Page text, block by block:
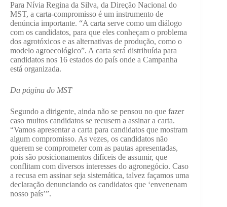
Para Nívia Regina da Silva, da Direção Nacional do
MST, a carta-compromisso é um instrumento de
denúncia importante. “A carta serve como um diálogo
com os candidatos, para que eles conheçam o problema
dos agrotóxicos e as alternativas de produção, como o
modelo agroecológico”. A carta será distribuída para
candidatos nos 16 estados do país onde a Campanha
está organizada.
Da página do MST
Segundo a dirigente, ainda não se pensou no que fazer
caso muitos candidatos se recusem a assinar a carta.
“Vamos apresentar a carta para candidatos que mostram
algum compromisso. As vezes, os candidatos não
querem se comprometer com as pautas apresentadas,
pois são posicionamentos difíceis de assumir, que
conflitam com diversos interesses do agronegócio. Caso
a recusa em assinar seja sistemática, talvez façamos uma
declaração denunciando os candidatos que ‘envenenam
nosso país’”.